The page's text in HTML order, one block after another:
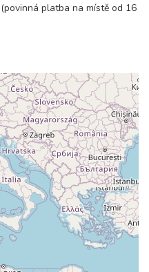
rezervovat
8 dní (7 nocí)
rezervovat
8 dní (7 nocí)
rezervovat
8 dní (7 nocí)
rezervovat
platba na místě od 16